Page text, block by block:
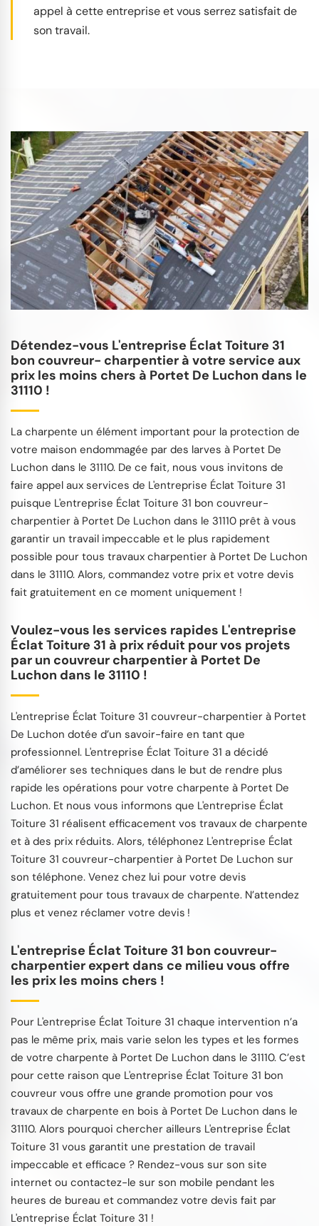
appel à cette entreprise et vous serrez satisfait de
son travail.
Détendez-vous L'entreprise Éclat Toiture 31
bon couvreur- charpentier à votre service aux
prix les moins chers à Portet De Luchon dans le
31110 !
La charpente un élément important pour la protection de
votre maison endommagée par des larves à Portet De
Luchon dans le 31110. De ce fait, nous vous invitons de
faire appel aux services de L'entreprise Éclat Toiture 31
puisque L'entreprise Éclat Toiture 31 bon couvreur-
charpentier à Portet De Luchon dans le 31110 prêt à vous
garantir un travail impeccable et le plus rapidement
possible pour tous travaux charpentier à Portet De Luchon
dans le 31110. Alors, commandez votre prix et votre devis
fait gratuitement en ce moment uniquement !
Voulez-vous les services rapides L'entreprise
Éclat Toiture 31 à prix réduit pour vos projets
par un couvreur charpentier à Portet De
Luchon dans le 31110 !
L'entreprise Éclat Toiture 31 couvreur-charpentier à Portet
De Luchon dotée d’un savoir-faire en tant que
professionnel. L'entreprise Éclat Toiture 31 a décidé
d’améliorer ses techniques dans le but de rendre plus
rapide les opérations pour votre charpente à Portet De
Luchon. Et nous vous informons que L'entreprise Éclat
Toiture 31 réalisent efficacement vos travaux de charpente
et à des prix réduits. Alors, téléphonez L'entreprise Éclat
Toiture 31 couvreur-charpentier à Portet De Luchon sur
son téléphone. Venez chez lui pour votre devis
gratuitement pour tous travaux de charpente. N’attendez
plus et venez réclamer votre devis !
L'entreprise Éclat Toiture 31 bon couvreur-
charpentier expert dans ce milieu vous offre
les prix les moins chers !
Pour L'entreprise Éclat Toiture 31 chaque intervention n’a
pas le même prix, mais varie selon les types et les formes
de votre charpente à Portet De Luchon dans le 31110. C’est
pour cette raison que L'entreprise Éclat Toiture 31 bon
couvreur vous offre une grande promotion pour vos
travaux de charpente en bois à Portet De Luchon dans le
31110. Alors pourquoi chercher ailleurs L'entreprise Éclat
Toiture 31 vous garantit une prestation de travail
impeccable et efficace ? Rendez-vous sur son site
internet ou contactez-le sur son mobile pendant les
heures de bureau et commandez votre devis fait par
L'entreprise Éclat Toiture 31 !